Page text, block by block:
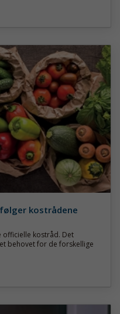
kostrådene
officielle kostråd. Det
behovet for de forskellige